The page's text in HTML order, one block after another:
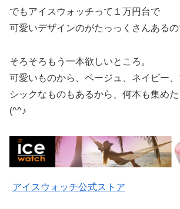
でもアイスウォッチって１万円台で
可愛いデザインのがたっっくさんある
そろそろもう一本欲しいところ。
可愛いものから、ベージュ、ネイビー
シックなものもあるから、何本も集め
(^^♪
アイスウォッチ公式ストア